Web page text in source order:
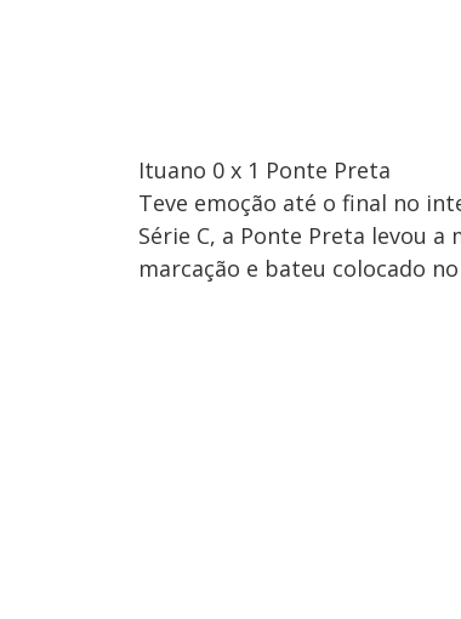
Ituano 0 x 1 Ponte Preta
Teve emoção até o final no
Série C, a Ponte Preta levou
marcação e bateu colocado